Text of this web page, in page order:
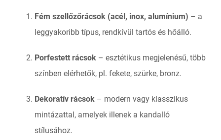
Fém szellőzőrácsok (acél, inox, alumínium) – a
leggyakoribb típus, rendkívül tartós és hőálló.
Porfestett rácsok – esztétikus megjelenésű, több
színben elérhetők, pl. fekete, szürke, bronz.
Dekoratív rácsok – modern vagy klasszikus
mintázattal, amelyek illenek a kandalló
stílusához.